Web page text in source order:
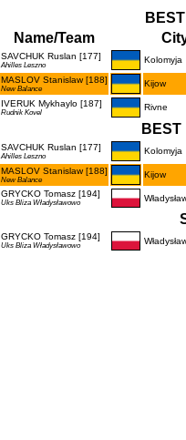
Name/Team
SAVCHUK Ruslan [177]
Ahilles Leszno
Kolomyja
MASLOV Stanislaw [188]
New Balance
Kijow
IVERUK Mykhaylo [187]
Rudnik Kovel
Rivne
BEST
SAVCHUK Ruslan [177]
Ahilles Leszno
Kolomyja
MASLOV Stanislaw [188]
New Balance
Kijow
GRYCKO Tomasz [194]
Uks Bliza Władysławowo
GRYCKO Tomasz [194]
Uks Bliza Władysławowo